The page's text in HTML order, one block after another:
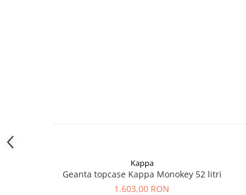
Kappa
Geanta topcase Kappa Monokey 52 litri
1.603,00 RON